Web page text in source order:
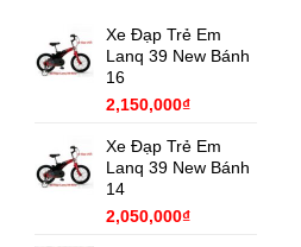
Xe Đạp Trẻ Em
Lanq 39 New Bánh
16
2,150,000₫
Xe Đạp Trẻ Em
Lanq 39 New Bánh
14
2,050,000₫